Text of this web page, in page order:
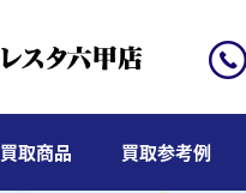
買取商品 買取参考例